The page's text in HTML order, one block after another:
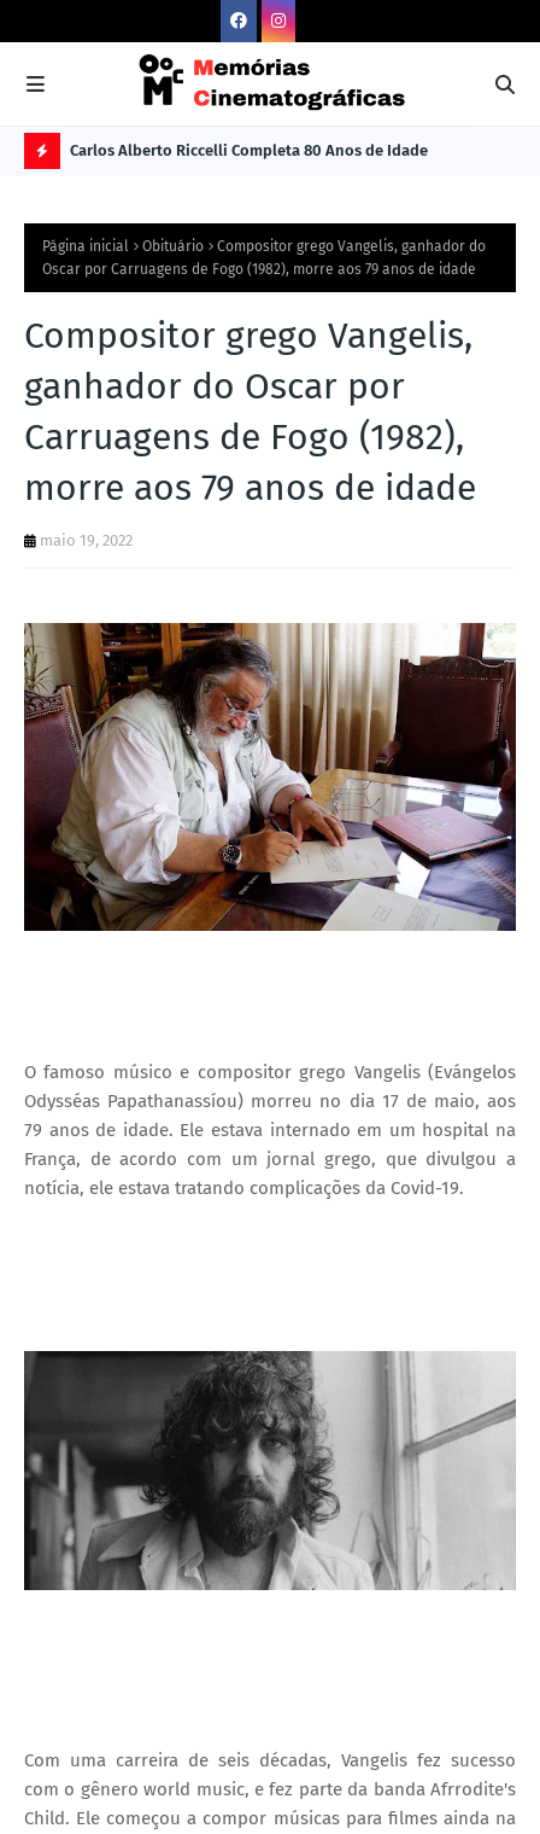
L
TI
M
A
N
O
TÍ
S
Carlos Alberto Riccelli Completa 80 Anos de Idade
Página inicial Obituário
Compositor grego Vangelis, ganhador do
Oscar por Carruagens de Fogo (1982), morre aos 79 anos de idade
Compositor grego Vangelis,
ganhador do Oscar por
Carruagens de Fogo (1982),
morre aos 79 anos de idade
maio 19, 2022
O famoso músico e compositor grego Vangelis (Evángelos
Odysséas Papathanassíou) morreu no dia 17 de maio, aos
79 anos de idade. Ele estava internado em um hospital na
França, de acordo com um jornal grego, que divulgou a
notícia, ele estava tratando complicações da Covid-19.
Com uma carreira de seis décadas, Vangelis fez sucesso
com o gênero world music, e fez parte da banda Afrrodite's
Child. Ele começou a compor músicas para filmes ainda na